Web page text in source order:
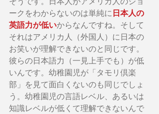
ークをわからないのは単純に日本人の
英語力が低いからなんですね。そして
それはアメリカ人（外国人）に日本の
お笑いが理解できないのと同じです。
彼らの日本語力（一見上手でも）が低
いんです。幼稚園児が「タモリ倶楽
部」を見て面白くないのも同じでしょ
う。幼稚園児の言語レベル、あるいは
知識レベルが低くて理解できないんで